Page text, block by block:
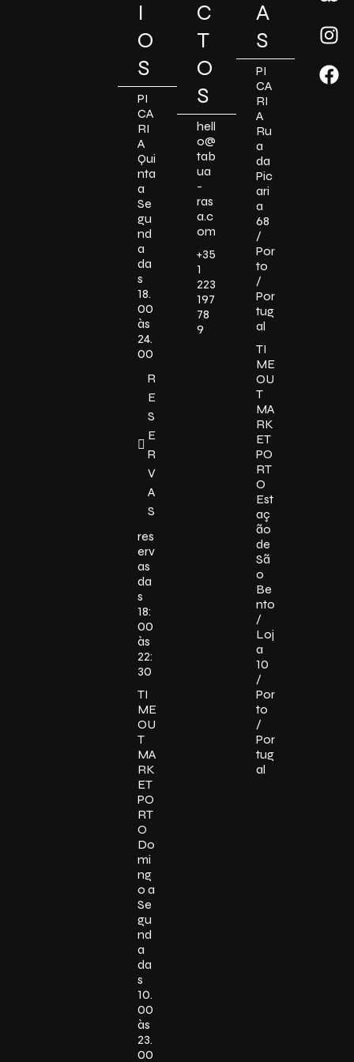
I
O
S
PI
CA
RI
A
Qui
nta
a
Se
gu
nd
a
da
s
18.
00
às
24.
00
R
E
S
E
R
V
A
S
res
erv
as
da
s
18:
00
às
22:
30
TI
ME
OU
T
MA
RK
ET
PO
RT
O
Do
mi
ng
o a
Se
gu
nd
a
da
s
10.
00
às
23.
00
C
T
O
S
hell
o@
tab
ua
-
ras
a.c
om
+35
1
223
197
78
9
A
S
PI
CA
RI
A
Ru
a
da
Pic
ari
a
68
/
Por
to
/
Por
tug
al
TI
ME
OU
T
MA
RK
ET
PO
RT
O
Est
aç
ão
de
Sã
o
Be
nto
/
Loj
a
10
/
Por
to
/
Por
tug
al